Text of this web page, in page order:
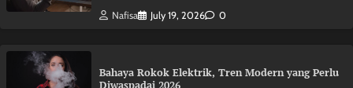
Nafisa July 19, 2026 0
Bahaya Rokok Elektrik, Tren Modern yang Perlu
Diwaspadai 2026